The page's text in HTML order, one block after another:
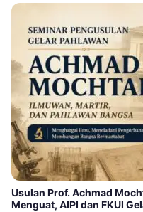
Usulan Prof. Achmad
Menguat, AIPI dan FKUI